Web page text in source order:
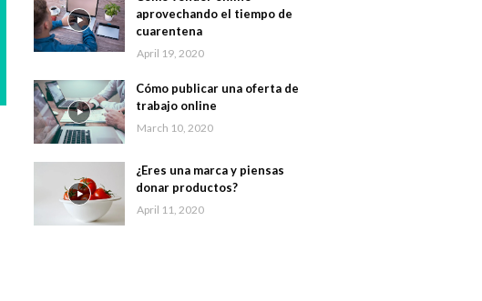
aprovechando el tiempo de
cuarentena
April 19, 2020
Cómo publicar una oferta de
trabajo online
March 10, 2020
¿Eres una marca y piensas
donar productos?
April 11, 2020